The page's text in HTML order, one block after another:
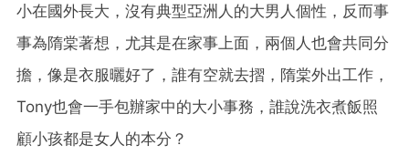
小在國外長大，沒有典型亞洲人的大男人個性，反而事
事為隋棠著想，尤其是在家事上面，兩個人也會共同分
擔，像是衣服曬好了，誰有空就去摺，隋棠外出工作，
Tony也會一手包辦家中的大小事務，誰說洗衣煮飯照
顧小孩都是女人的本分？